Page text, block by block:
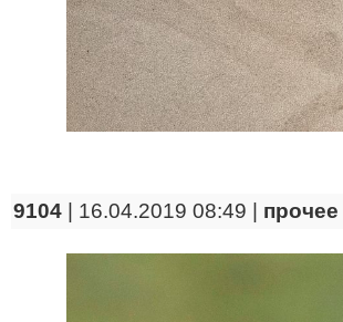
9104 | 16.04.2019 08:49 | прочее